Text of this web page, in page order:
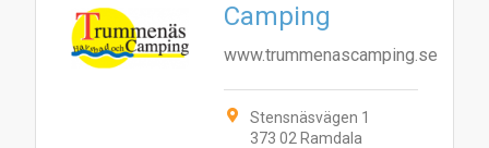
Camping
www.trummenascamping.se
Stensnäsvägen 1
373 02 Ramdala